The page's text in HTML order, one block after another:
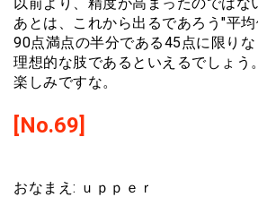
あとは、これから出るであろう"平均
90点満点の半分である45点に限りな
理想的な肢であるといえるでしょう。
楽しみですな。
[No.69]
おなまえ: ｕｐｐｅｒ